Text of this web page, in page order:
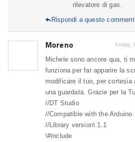
rilevatore di gas.
Rispondi a questo
Moreno Friday,
Michele sono ancore qua, ti
funziona per far apparire la
modificare il tuo, per cortesia
una guardata. Grazie per la
//DT Studio
//Compatible with the Arduino
//Library version\:1.1
\#include